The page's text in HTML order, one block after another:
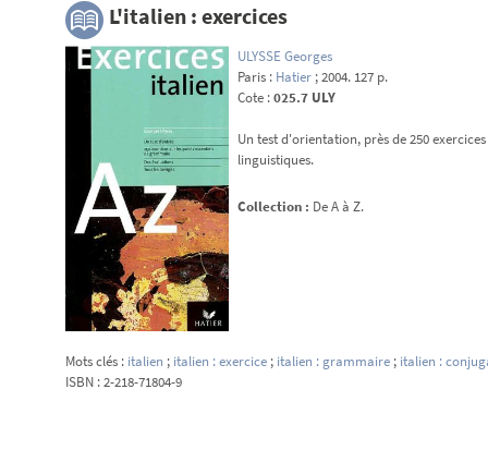
3 L'italien : exercices
ULYSSE Georges
Paris : Hatier ; 2004. 127 p.
Cote :025.7 ULY
Un test d'orientation, près de 250
linguistiques.
Collection : De A à Z.
Mots clés : italien ; italien : exercice ; italien : grammaire ; italien :
ISBN : 2-218-71804-9